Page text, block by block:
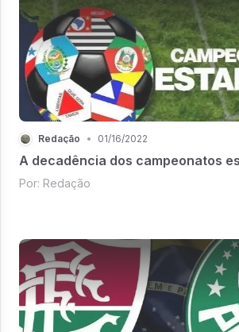
Redação • 01/16/2022
A decadência dos campeonatos
Por: Redação